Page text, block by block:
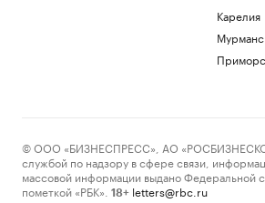
Карелия
© ООО «БИЗНЕСПРЕСС», АО
службой по надзору в сфере связи,
массовой информации выдано Федеральной
пометкой «РБК».
18+ letters@rbc.ru